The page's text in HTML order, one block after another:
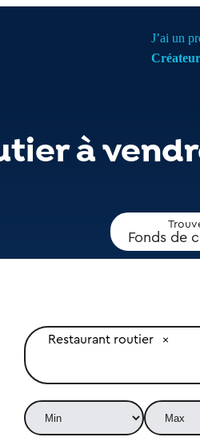
J’ai un
à
Fonds de
Restaurant routier